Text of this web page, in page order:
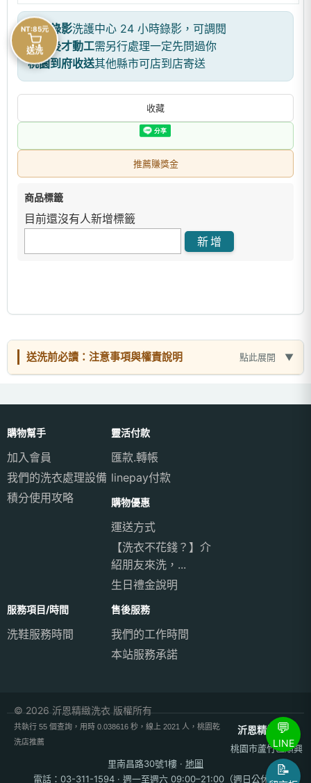
全程錄影洗護中心 24 小時錄影，可調閱
報價後才動工需另行處理一定先問過你
桃園到府收送其他縣市可店到店寄送
收藏
推薦賺獎金
商品標籤
目前還沒有人新增標籤
送洗前必讀：注意事項與權責說明 點此展開
購物幫手
加入會員
我們的洗衣處理設備
積分使用攻略
靈活付款
匯款.轉帳
linepay付款
購物優惠
運送方式
【洗衣不花錢？】介
紹朋友來洗，...
生日禮金說明
服務項目/時間
洗鞋服務時間
售後服務
我們的工作時間
本站服務承諾
© 2026 沂恩精緻洗衣 版權所有
共執行 55 個查詢，用時 0.038616 秒，線上 2021 人，桃園乾
洗店推薦
沂恩精緻洗衣
桃園市蘆竹區順興
里南昌路30號1樓 · 地圖
電話： 03-311-1594· 週一至週六 09:00–21:00（週日公休）
NT:85元
送洗
💬
LINE
📝